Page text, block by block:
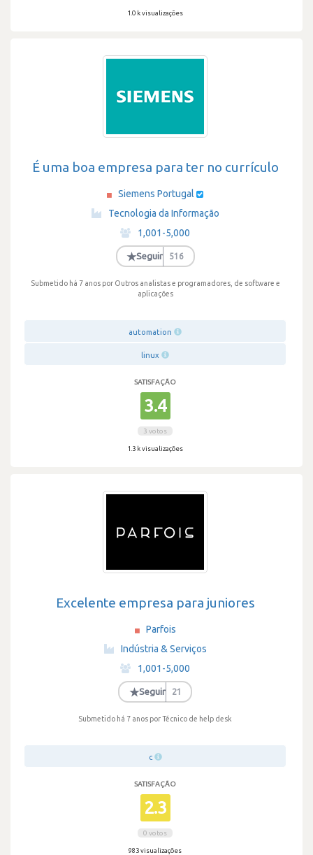
1.0 k visualizações
É uma boa empresa para ter no currículo
Siemens Portugal
Tecnologia da Informação
·
1,001-5,000
·
★Seguir 516
Submetido há 7 anos por Outros analistas e programadores, de software e
aplicações
automation
linux
SATISFAÇÃO
3.4
3 votos
1.3 k visualizações
Excelente empresa para juniores
Parfois
Indústria & Serviços
·
1,001-5,000
·
★Seguir 21
Submetido há 7 anos por Técnico de help desk
c
SATISFAÇÃO
2.3
0 votos
983 visualizações